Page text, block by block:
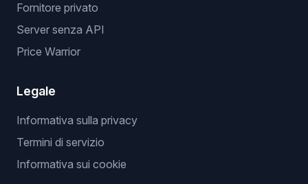
Fornitore privato
Server senza API
Price Warrior
Legale
Informativa sulla privacy
Termini di servizio
Informativa sui cookie